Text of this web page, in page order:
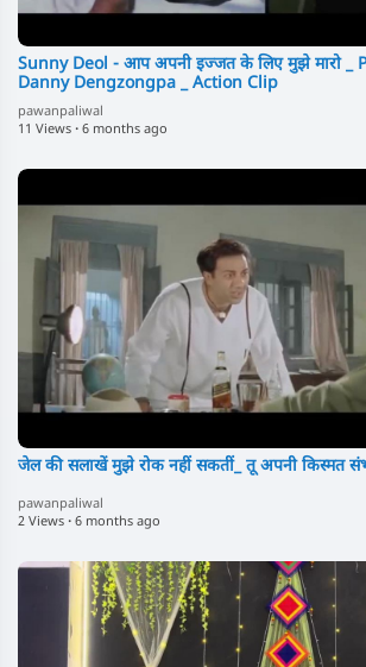
Sunny Deol - आप अपनी इज्जत के लिए मुझे मारो _
Danny Dengzongpa _ Action Clip
pawanpaliwal
11 Views · 6 months ago
जेल की सलाखें मुझे रोक नहीं सकतीं_ तू अपनी किस्मत
pawanpaliwal
2 Views · 6 months ago